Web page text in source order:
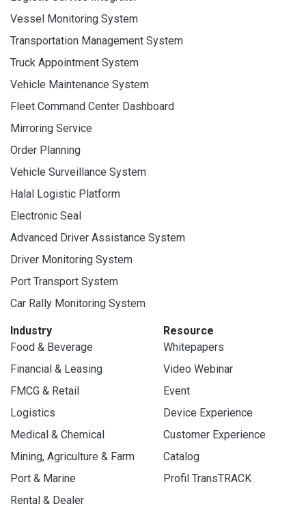
Vessel Monitoring System
Transportation Management System
Truck Appointment System
Vehicle Maintenance System
Fleet Command Center Dashboard
Mirroring Service
Order Planning
Vehicle Surveillance System
Halal Logistic Platform
Electronic Seal
Advanced Driver Assistance System
Driver Monitoring System
Port Transport System
Car Rally Monitoring System
Industry
Food & Beverage
Financial & Leasing
FMCG & Retail
Logistics
Medical & Chemical
Mining, Agriculture & Farm
Port & Marine
Rental & Dealer
Resource
Whitepapers
Video Webinar
Event
Device Experience
Customer Experience
Catalog
Profil TransTRACK